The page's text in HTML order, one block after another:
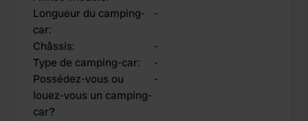
Longueur du camping-
car:
-
Châssis:
-
Type de camping-car:
-
Possédez-vous ou
louez-vous un camping-
car?
-